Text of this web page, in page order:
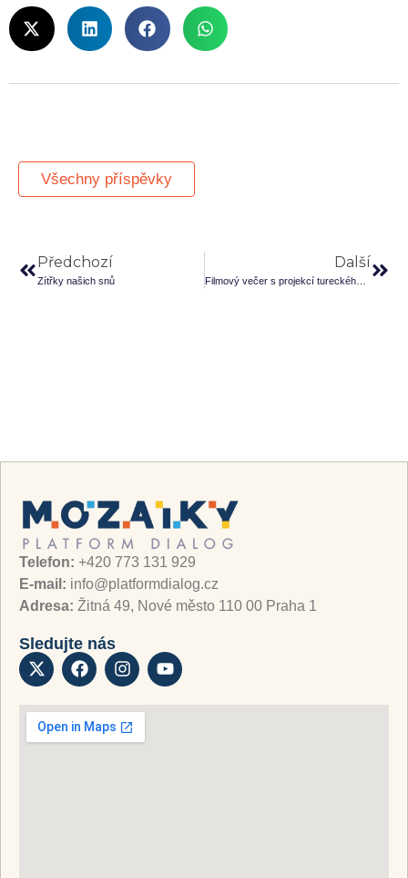
Všechny příspěvky
Předchozí
Zítřky našich snů
Další
Filmový večer s projekcí tureckého filmu Dárek do cely č.7
Telefon: +420 773 131 929
E-mail: info@platformdialog.cz
Adresa: Žitná 49, Nové město 110 00 Praha 1
Sledujte nás